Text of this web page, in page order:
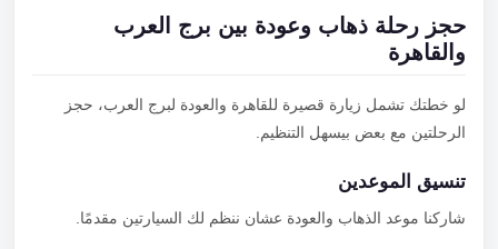
حجز رحلة ذهاب وعودة بين برج العرب
والقاهرة
لو خطتك تشمل زيارة قصيرة للقاهرة والعودة لبرج العرب، حجز
الرحلتين مع بعض بيسهل التنظيم.
تنسيق الموعدين
شاركنا موعد الذهاب والعودة عشان ننظم لك السيارتين مقدمًا.